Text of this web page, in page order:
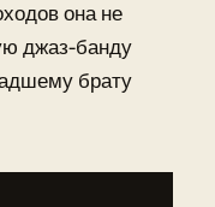
она не
джаз-банду
брату